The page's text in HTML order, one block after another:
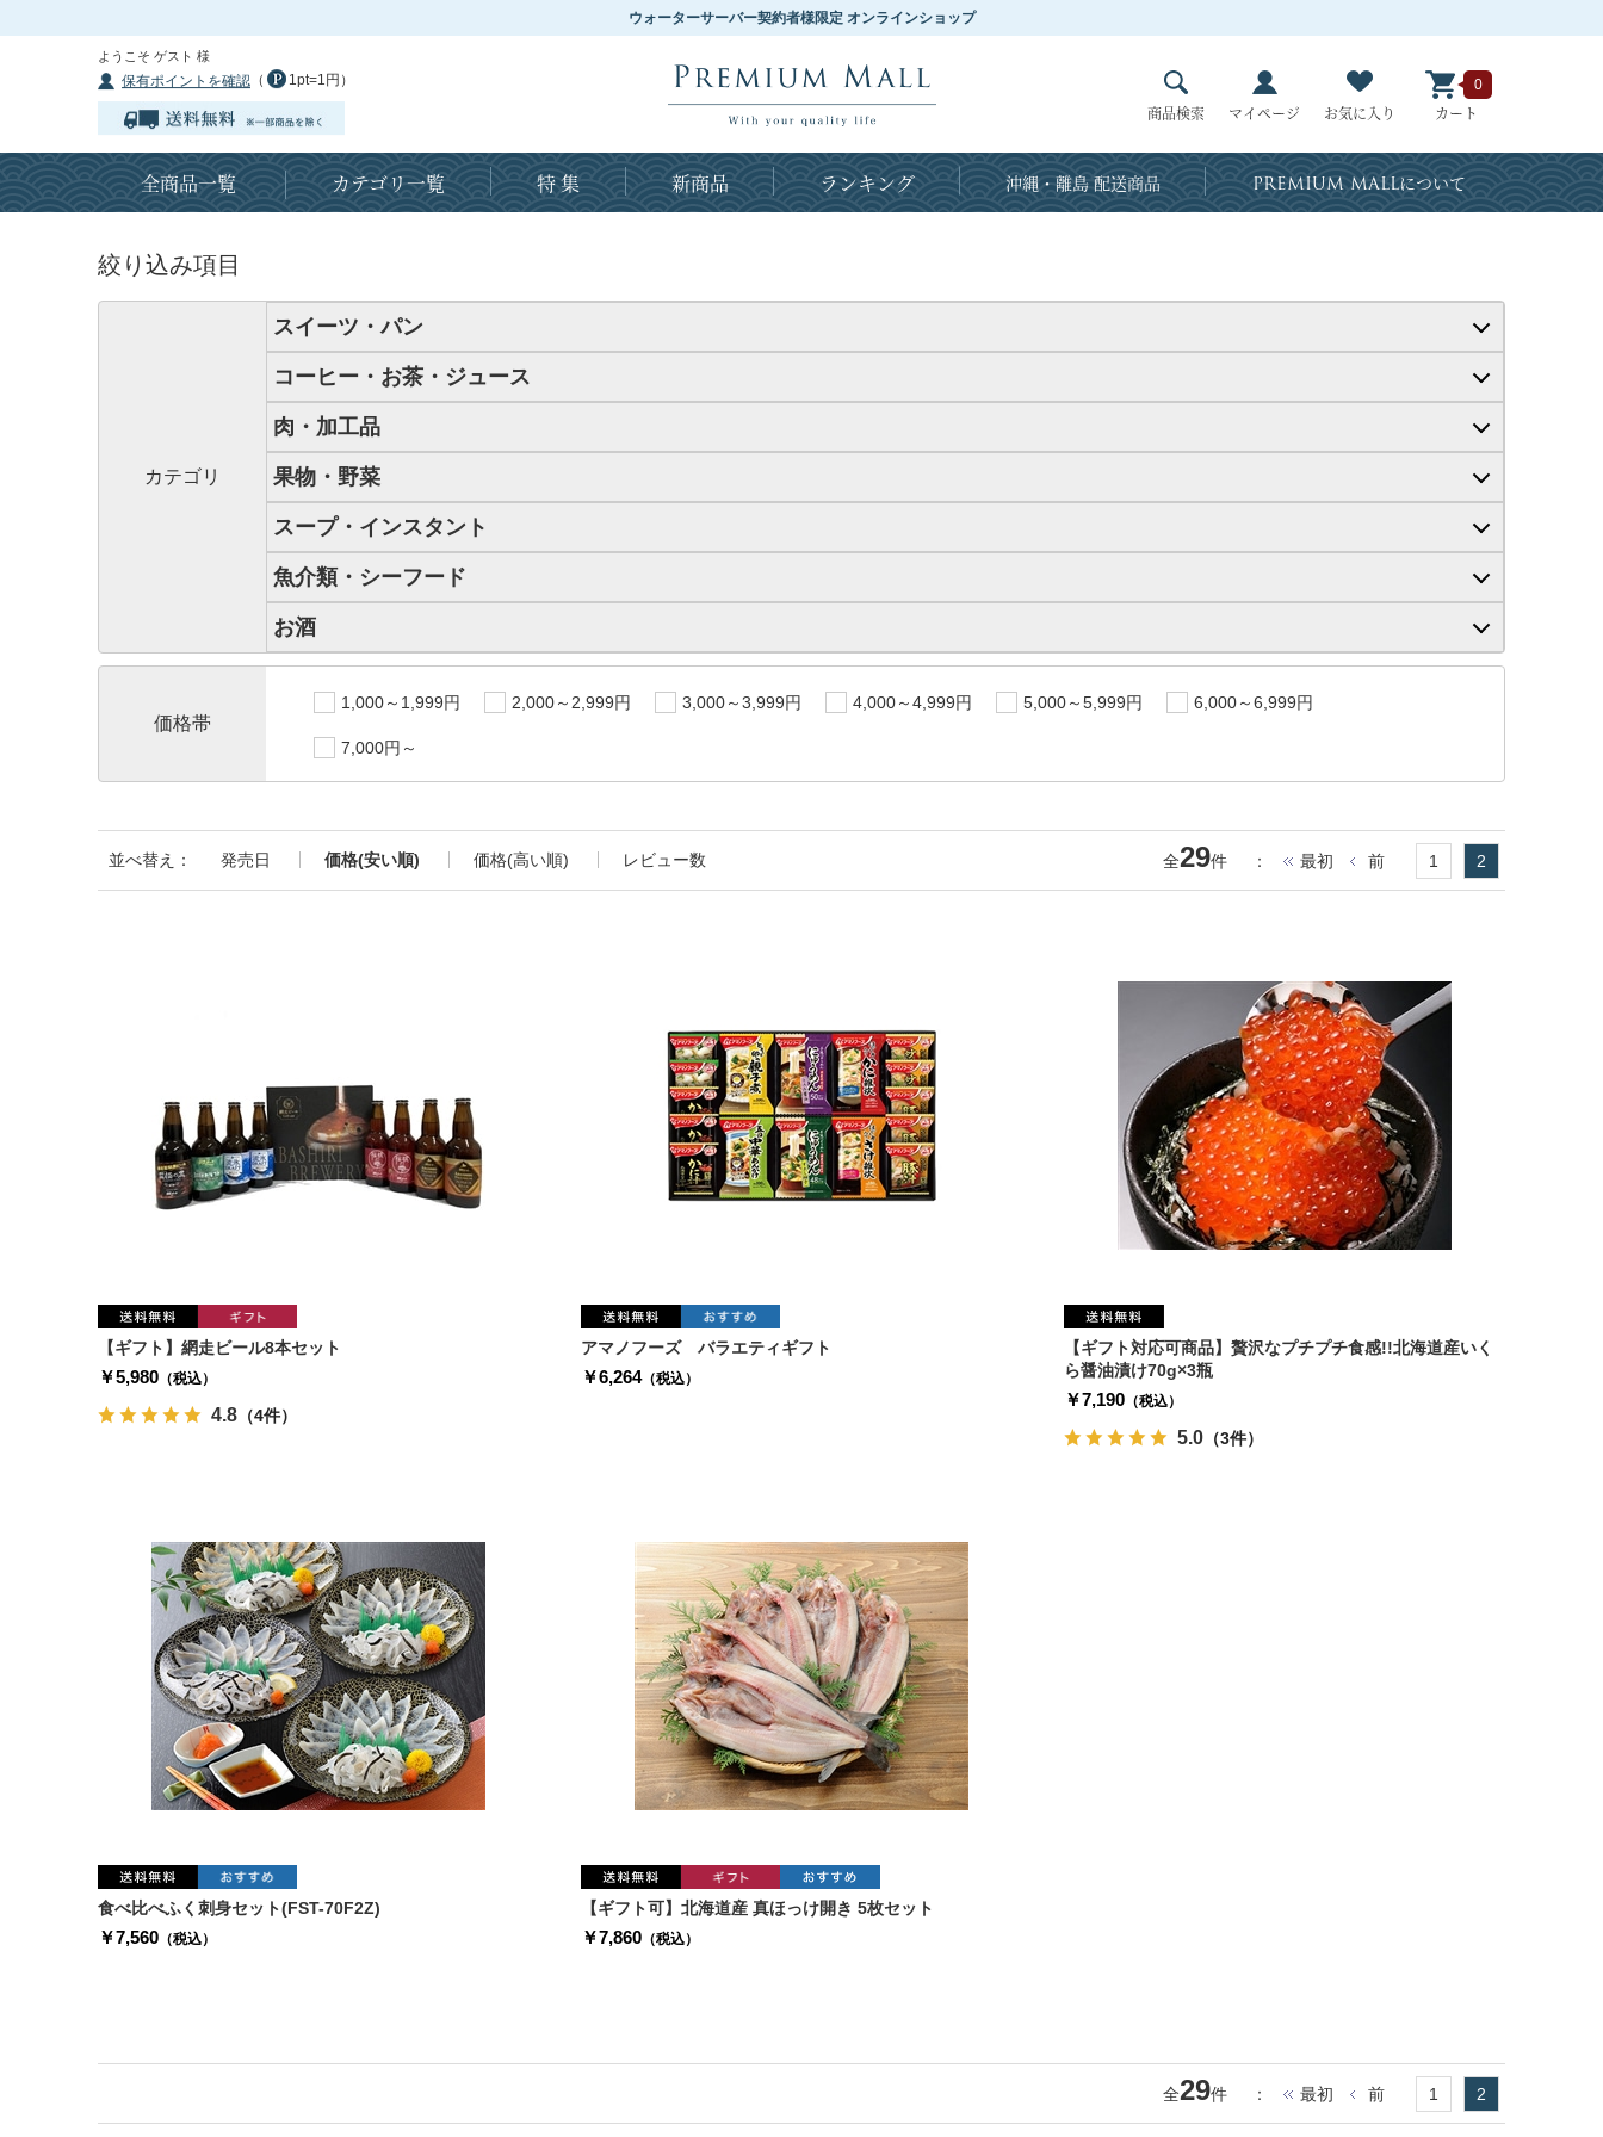
ウォーターサーバー契約者様限定 オンラインショップ
ようこそ ゲスト 様
保有ポイントを確認 （ 1pt=1円）
商品検索 マイページ お気に入り カート
0
全商品一覧 カテゴリ一覧 特 集 新商品 ランキング 沖縄・離島 配送商品 PREMIUM MALLについて
絞り込み項目
カテゴリ
スイーツ・パン
コーヒー・お茶・ジュース
肉・加工品
果物・野菜
スープ・インスタント
魚介類・シーフード
お酒
価格帯
1,000～1,999円 2,000～2,999円 3,000～3,999円 4,000～4,999円 5,000～5,999円 6,000～6,999円
7,000円～
並べ替え： 発売日 価格(安い順) 価格(高い順) レビュー数 全29件 ： 最初 前 1 2
【ギフト】網走ビール8本セット
￥5,980 （税込）
4.8 （4件）
アマノフーズ バラエティギフト
￥6,264（税込）
【ギフト対応可商品】贅沢なプチプチ食感!!北海道産いく
ら醤油漬け70g×3瓶
￥7,190 （税込）
5.0 （3件）
食べ比べふく刺身セット(FST-70F2Z)
￥7,560 （税込）
【ギフト可】北海道産 真ほっけ開き 5枚セット
￥7,860 （税込）
全29件 ： 最初 前 1 2